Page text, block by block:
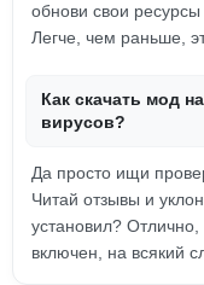
обнови свои ресурсы
Легче, чем раньше,
Как скачать мод
вирусов?
Да просто ищи
Читай отзывы и
установил?
включен, на всякий